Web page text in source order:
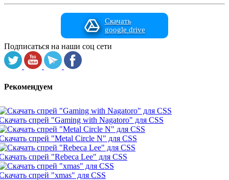
Скачать
google drive
Подписаться на наши соц сети
Рекомендуем
спрей "Gaming with Nagatoro" для CSS
спрей "Metal Circle N" для CSS
спрей "Rebeca Lee" для CSS
спрей "xmas" для CSS